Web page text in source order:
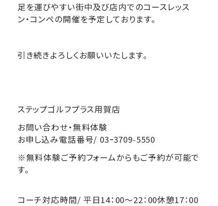
足を運びやすい街中及び店内でのコースレッス
ン・コンペの開催を予定しております。
引き続きよろしくお願いいたします。
ステップゴルフプラス用賀店
お問い合わせ・無料体験
お申し込み電話番号/ 03ｰ3709-5550
※無料体験ご予約フォームからもご予約が可能で
す。
コーチ対応時間/ 平日14：00～22：00休憩17：00